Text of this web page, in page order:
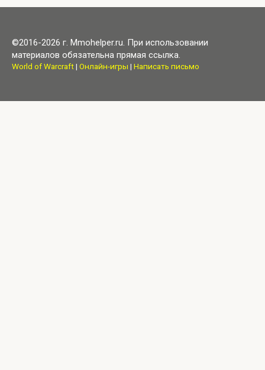
©2016-2026 г. Mmohelper.ru. При использовании
материалов обязательна прямая ссылка.
World of Warcraft| Онлайн-игры | Написать письмо